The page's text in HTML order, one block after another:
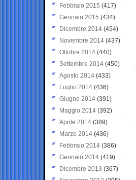
Febbraio 2015 (417)
Gennaio 2015 (434)
Dicembre 2014 (454)
Novembre 2014 (437)
Ottobre 2014 (440)
Settembre 2014 (450)
Agosto 2014 (433)
Luglio 2014 (436)
Giugno 2014 (391)
Maggio 2014 (392)
Aprile 2014 (389)
Marzo 2014 (436)
Febbraio 2014 (386)
Gennaio 2014 (419)
Dicembre 2013 (367)